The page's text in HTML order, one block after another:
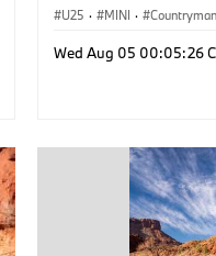
U25 · MINI · Countryman
Wed Aug 05 00:05:26